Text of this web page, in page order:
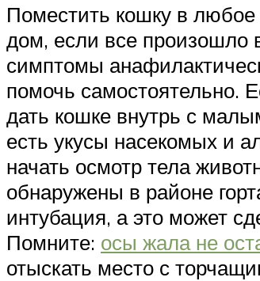
Поместить кошку в любое
дом, если все произошло
симптомы
помочь самостоятельно.
дать кошке внутрь с
есть укусы насекомых и
начать осмотр тела
обнаружены в районе
интубация, а это может
Помните: осы жала не
отыскать место с